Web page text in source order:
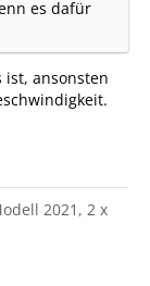
es dafür
ansonsten
2021, 2 x